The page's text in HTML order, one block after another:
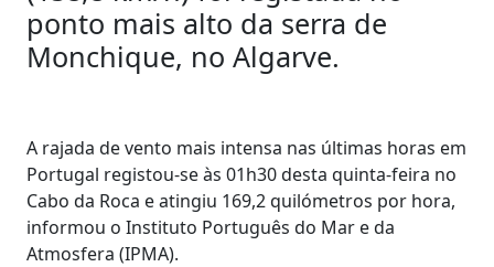
ponto mais alto da serra de
Monchique, no Algarve.
A rajada de vento mais intensa nas últimas horas em
Portugal registou-se às 01h30 desta quinta-feira no
Cabo da Roca e atingiu 169,2 quilómetros por hora,
informou o Instituto Português do Mar e da
Atmosfera (IPMA).